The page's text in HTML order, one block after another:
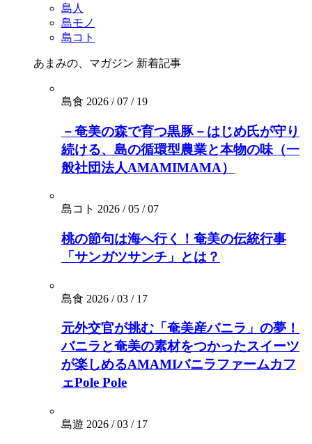
島人
島モノ
島コト
あまみの、マガジン 新着記事
島食 2026 / 07 / 19
－奄美の森で育つ黒豚－はじめ氏が守り
続ける、島の循環型農業と本物の味（一
般社団法人AMAMIMAMA）
島コト 2026 / 05 / 07
桃の節句は海へ行く！奄美の伝統行事
「サンガツサンチ」とは？
島食 2026 / 03 / 17
元外交官が挑む「奄美産バニラ」の夢！
バニラと奄美の素材をつかったスイーツ
が楽しめるAMAMIバニラファームカフ
ェPole Pole
島遊 2026 / 03 / 17